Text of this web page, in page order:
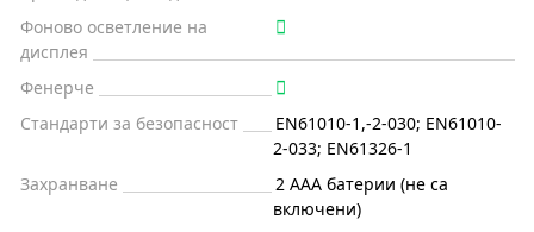
Фоново осветление на
дисплея
Фенерче
Стандарти за безопасност
EN61010-1,-2-030; EN61010-
2-033; EN61326-1
Захранване
2 AAA батерии (не са
включени)